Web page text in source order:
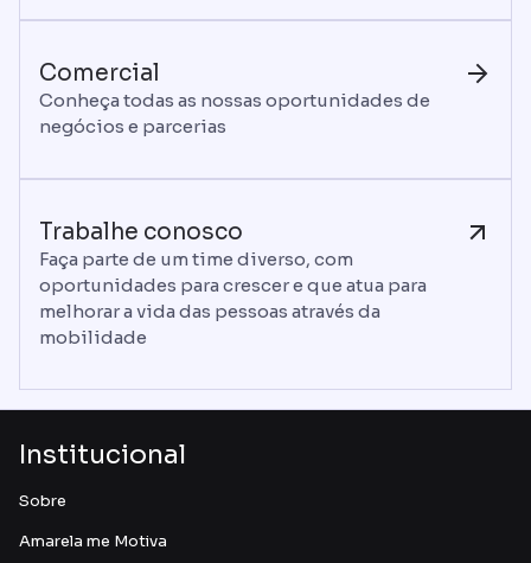
Comercial
Conheça todas as nossas oportunidades de
negócios e parcerias
Trabalhe conosco
Faça parte de um time diverso, com
oportunidades para crescer e que atua para
melhorar a vida das pessoas através da
mobilidade
Institucional
Sobre
Amarela me Motiva